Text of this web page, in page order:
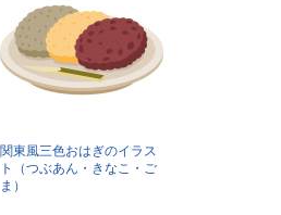
関東風三色おはぎのイラス
ト（つぶあん・きなこ・ご
ま）